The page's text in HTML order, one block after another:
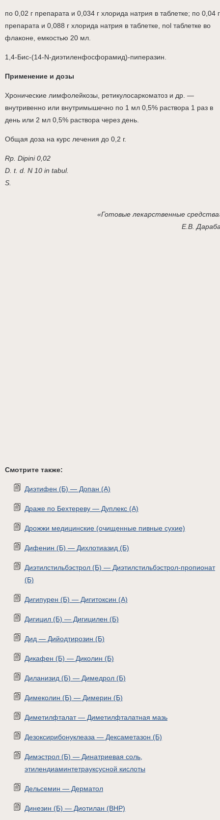
по 0,02 г препарата и 0,034 г хлорида натрия в таблетке; по 0,04 г
препарата и 0,088 г хлорида натрия в таблетке, nol таблетке во
флаконе, емкостью 20 мл.
1,4-Бис-(14-N-диэтиленфосфорамид)-пиперазин.
Применение и дозы
Хронические лимфолейкозы, ретикулосаркоматоз и др. —
внутривенно или внутримышечно по 1 мл 0,5% раствора 1 раз в
день или 2 мл 0,5% раствора через день.
Общая доза на курс лечения до 0,2 г.
Rp. Dipini 0,02
D. t. d. N 10 in tabul.
S.
«Готовые лекарственные
Е.В.
Смотрите также:
Диэтифен (Б) — Допан (А)
Драже по Бехтереву — Дуплекс (А)
Дрожжи медицинские (очищенные пивные сухие)
Дифенин (Б) — Дихлотиазид (Б)
Диэтилстильбэстрол (Б) — Диэтилстильбэстрол-пропионат
(Б)
Дигипурен (Б) — Дигитоксин (А)
Дигицил (Б) — Дигицилен (Б)
Дид — Дийодтирозин (Б)
Дикафен (Б) — Диколин (Б)
Диланизид (Б) — Димедрол (Б)
Димеколин (Б) — Димерин (Б)
Диметилфталат — Диметилфталатная мазь
Дезоксирибонуклеаза — Дексаметазон (Б)
Димэстрол (Б) — Динатриевая соль,
этилендиаминтетрауксусной кислоты
Дельсемин — Дерматол
Динезин (Б) — Диотилан (ВНР)